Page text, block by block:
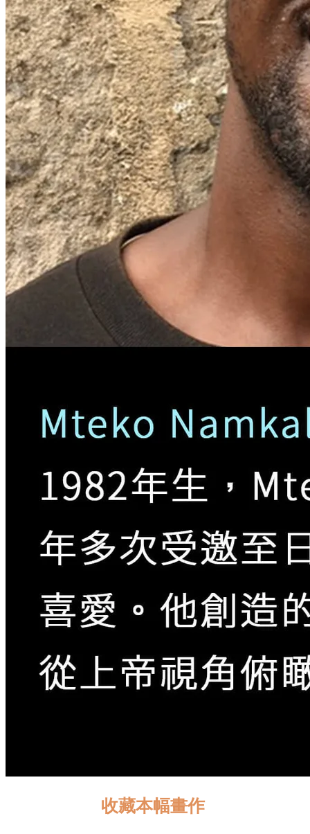
收藏本幅畫作